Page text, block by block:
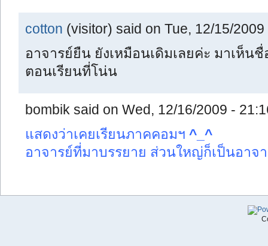
cotton (visitor) said on Tue, 12/15/2009
อาจารย์ยืน ยังเหมือนเดิมเลยค่ะ มาเห็น
ตอนเรียนที่โน่น
bombik said on Wed, 12/16/2009 -
แสดงว่าเคยเรียนภาคคอมฯ ^_^
อาจารย์ที่มาบรรยาย ส่วนใหญ่ก็เป็นอาจ